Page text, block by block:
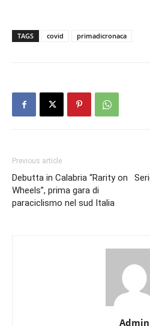
TAGS covid primadicronaca
Previous article
Debutta in Calabria “Rarity on
Wheels”, prima gara di
paraciclismo nel sud Italia
Admin